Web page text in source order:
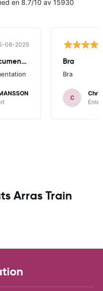
en 8.7/10 av 15930
06-2025
Easy booking and good documentation Bra
Bra
C
Arras Train